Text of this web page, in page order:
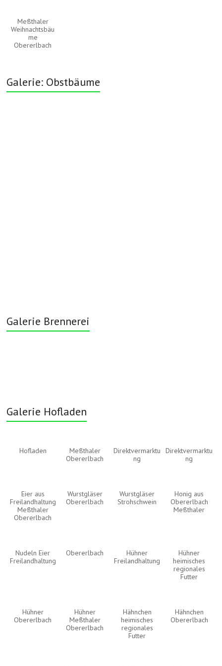
Meßthaler
Weihnachtsbäu
me
Obererlbach
Galerie: Obstbäume
Galerie Brennerei
Galerie Hofladen
Hofladen
Meßthaler
Obererlbach
Direktvermarktu
ng
Direktvermarktu
ng
Eier aus
Freilandhaltung
Meßthaler
Obererlbach
Wurstgläser
Obererlbach
Wurstgläser
Strohschwein
Honig aus
Obererlbach
Meßthaler
Nudeln Eier
Freilandhaltung
Obererlbach
Hühner
Freilandhaltung
Hühner
heimisches
regionales
Futter
Hühner
Obererlbach
Hühner
Meßthaler
Obererlbach
Hähnchen
heimisches
regionales
Futter
Hähnchen
Obererlbach